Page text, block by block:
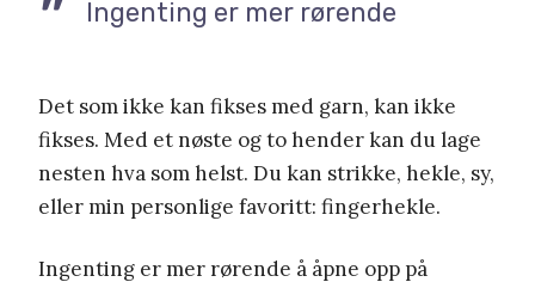
Ingenting er mer rørende
Det som ikke kan fikses med garn, kan ikke
fikses. Med et nøste og to hender kan du lage
nesten hva som helst. Du kan strikke, hekle, sy,
eller min personlige favoritt: fingerhekle.
Ingenting er mer rørende å åpne opp på